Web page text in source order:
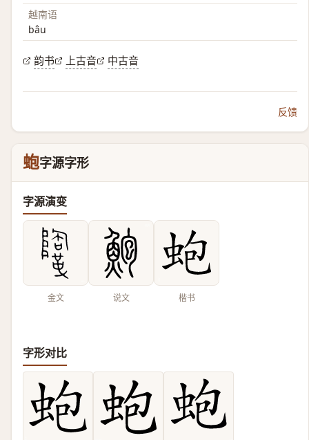
越南语
bâu
韵书 上古音 中古音
反馈
蚫字源字形
字源演变
金文 说文 楷书
字形对比